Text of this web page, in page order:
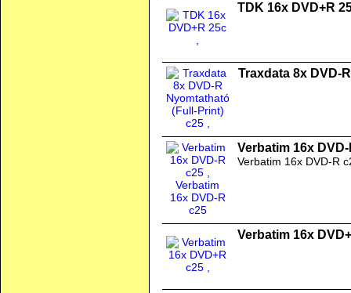
TDK 16x DVD+R
Traxdata 8x DVD-
Verbatim 16x
Verbatim 16x DVD-R
Verbatim 16x